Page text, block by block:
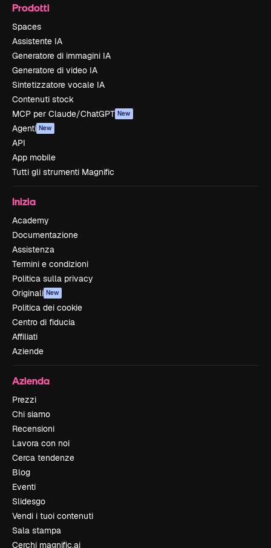
Prodotti
Spaces
Assistente IA
Generatore di immagini IA
Generatore di video IA
Sintetizzatore vocale IA
Contenuti stock
MCP per Claude/ChatGPT New
Agenti New
API
App mobile
Tutti gli strumenti Magnific
Inizia
Academy
Documentazione
Assistenza
Termini e condizioni
Politica sulla privacy
Originali New
Politica dei cookie
Centro di fiducia
Affiliati
Aziende
Azienda
Prezzi
Chi siamo
Recensioni
Lavora con noi
Cerca tendenze
Blog
Eventi
Slidesgo
Vendi i tuoi contenuti
Sala stampa
Cerchi magnific.ai